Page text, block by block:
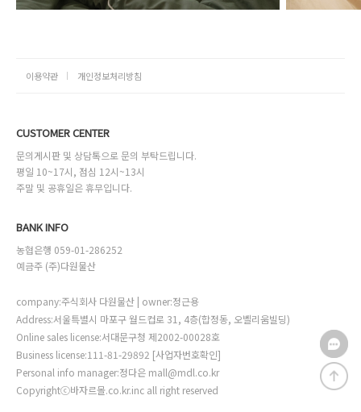
이용약관 개인정보처리방침
CUSTOMER CENTER
문의게시판 및 상담톡으로 문의 부탁드립니다.
평일 10~17시, 점심 12시~13시
주말 및 공휴일은 휴무입니다.
BANK INFO
농협은행 059-01-286252
예금주 (주)다원물산
company:주식회사 다원물산 | owner:정근용
Address:서울특별시 마포구 월드컵로 31, 4층(합정동, 오벨리움빌딩)
Online sales license:서대문구청 제2002-00028호
Business license:111-81-29892 [사업자번호확인]
Personal info manager:정다은 mall@mdl.co.kr
Copyrightⓒ바자르몰.co.kr.inc all right reserved